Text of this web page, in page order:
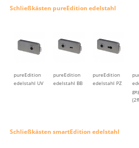
Schließkästen pureEdition edelstahl
pureEdition
edelstahl UV
pureEdition
edelstahl BB
pureEdition
edelstahl PZ
Schließkästen smartEdition edelstahl